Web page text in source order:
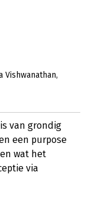
Vishwanathan
van grondig
een purpose
wat het
via